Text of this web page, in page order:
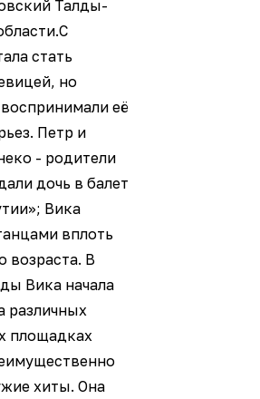
Талды-
стать
но
её
Петр и
- родители
дочь в балет
Вика
вплоть
возраста. В
Вика начала
различных
площадках
хиты. Она